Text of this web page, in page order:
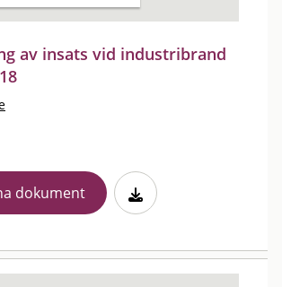
av insats vid industribrand
dokument